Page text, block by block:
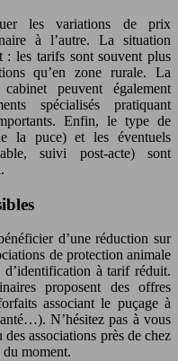
les variations de prix
à l’autre. La situation
: les tarifs sont souvent plus
qu’en zone rurale. La
peuvent également
spécialisés pratiquant
Enfin, le type de
la puce) et les éventuels
suivi post-acte) sont
d’une réduction sur
de protection animale
d’identification à tarif réduit.
proposent des offres
associant le puçage à
N’hésitez pas à vous
associations près de chez
moment.